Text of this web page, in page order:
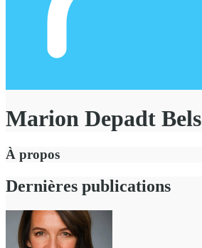
Marion Depadt Bels
À propos
Dernières publications